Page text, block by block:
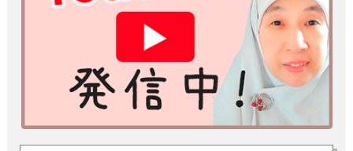
※ yahoo、hotmail などのフリーメールアドレスでは受信できない
場合があるため、プロバイダーメールアドレスを推奨いたします。
※ ご入力いただいたメールアドレスは、当スクール代表、清水純子
のメールマガジンに自動的に登録されます。
メールマガジンでは、インドネシア語の上達に関わる有益な情報等
を無料で提供しています。
配信解除はいつでもご自身で簡単に行うことができます。